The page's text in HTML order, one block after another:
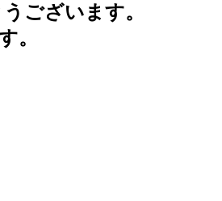
ございます。
。